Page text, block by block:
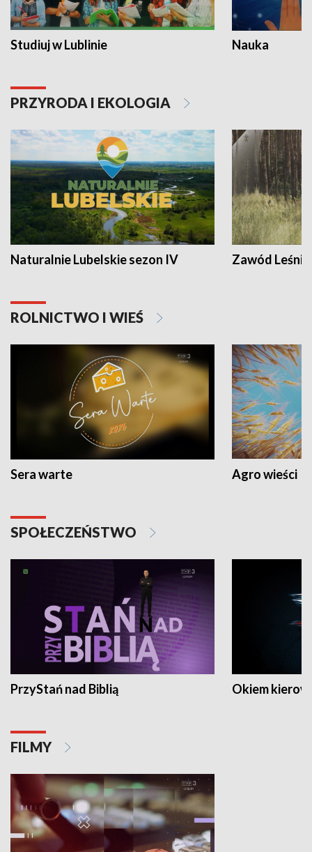
Studiuj w Lublinie Nauka
PRZYRODA I EKOLOGIA
Naturalnie Lubelskie sezon IV Zawód Leśnik
ROLNICTWO I WIEŚ
Sera warte Agro wieści
SPOŁECZEŃSTWO
PrzyStań nad Biblią Okiem
FILMY